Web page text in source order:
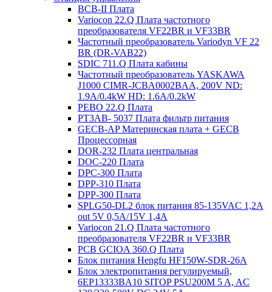
BCB-II Плата
Variocon 22.Q Плата частотного
преобразователя VF22BR и VF33BR
Частотный преобразователь Variodyn VF 22
BR (DR-VAB22)
SDIC 711.Q Плата кабины
Частотный преобразователь YASKAWA
J1000 CIMR-JCBA0002BAA, 200V ND:
1.9A/0.4kW HD: 1.6A/0.2kW
PEBO 22.Q Плата
РТ3АВ- 5037 Плата фильтр питания
GECB-AP Материнская плата + GECB
Процессорная
DOR-232 Плата центральная
DOC-220 Плата
DPC-300 Плата
DPP-310 Плата
DPP-300 Плата
SPLG50-DL2 блок питания 85-135VAC 1,2А
out 5V 0,5А/15V 1,4А
Variocon 21.Q Плата частотного
преобразователя VF22BR и VF33BR
PCB GCIOA 360.Q Плата
Блок питания Hengfu HF150W-SDR-26A
Блок электропитания регулируемый,
6EP13333BA10 SITOP PSU200M 5 A, AC